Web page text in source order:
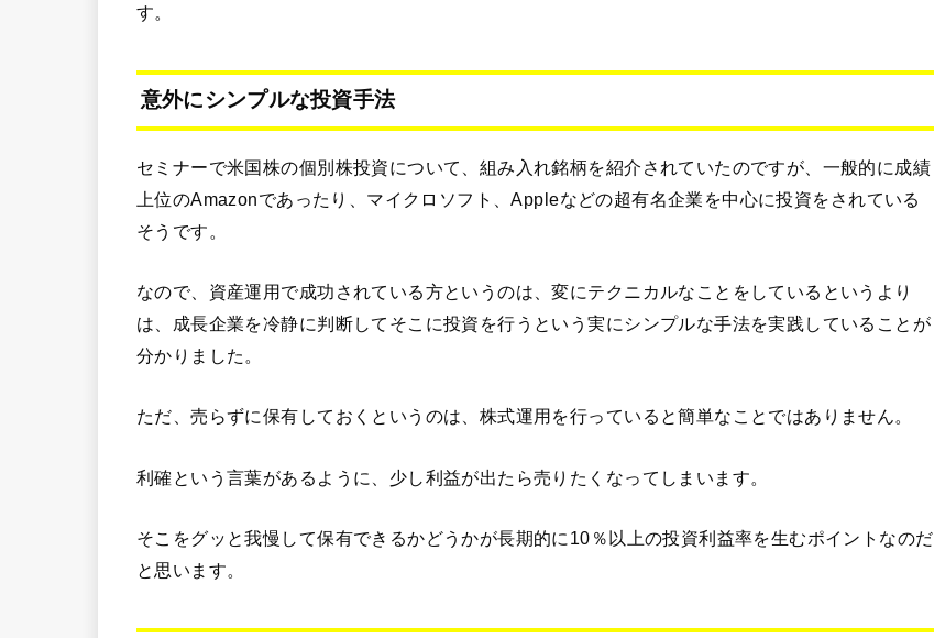
す。
意外にシンプルな投資手法
セミナーで米国株の個別株投資について、組み入れ銘柄を紹介されていたのですが、一般的に成績
上位のAmazonであったり、マイクロソフト、Appleなどの超有名企業を中心に投資をされている
そうです。
なので、資産運用で成功されている方というのは、変にテクニカルなことをしているというより
は、成長企業を冷静に判断してそこに投資を行うという実にシンプルな手法を実践していることが
分かりました。
ただ、売らずに保有しておくというのは、株式運用を行っていると簡単なことではありません。
利確という言葉があるように、少し利益が出たら売りたくなってしまいます。
そこをグッと我慢して保有できるかどうかが長期的に10％以上の投資利益率を生むポイントなのだ
と思います。